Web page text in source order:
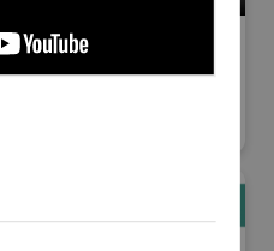
リオテック